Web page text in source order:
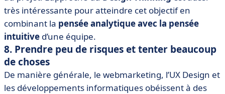
très intéressante pour atteindre cet objectif en
combinant la pensée analytique avec la pensée
intuitive d’une équipe.
8. Prendre peu de risques et tenter beaucoup
de choses
De manière générale, le webmarketing, l’UX Design et
les développements informatiques obéissent à des